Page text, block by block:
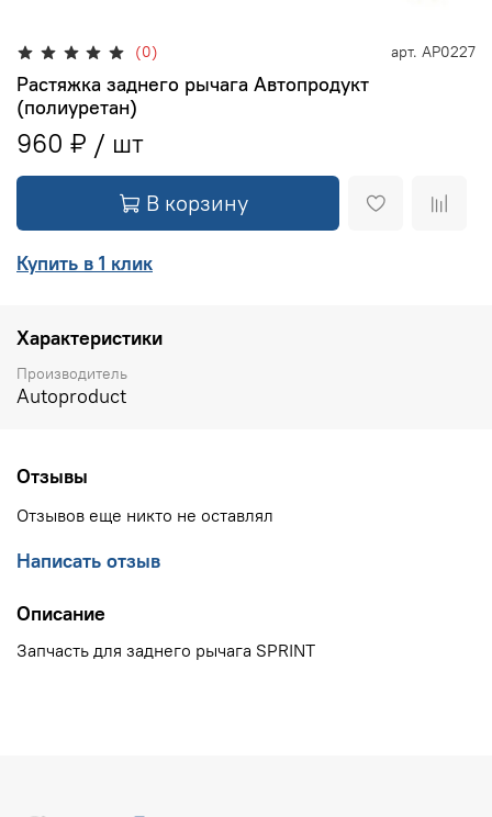
(0) арт. АР0227
Растяжка заднего рычага Автопродукт
(полиуретан)
960 ₽
В корзину
Купить в 1 клик
Характеристики
Производитель
Autoproduct
Отзывы
Отзывов еще никто не оставлял
Написать отзыв
Описание
Запчасть для заднего рычага SPRINT